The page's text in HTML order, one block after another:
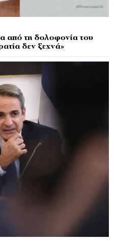
από τη δολοφονία του
δεν ξεχνά»